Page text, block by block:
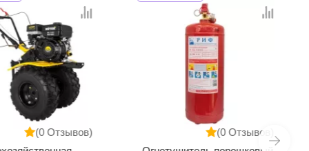
(0 Отзывов) (0 Отзывов)